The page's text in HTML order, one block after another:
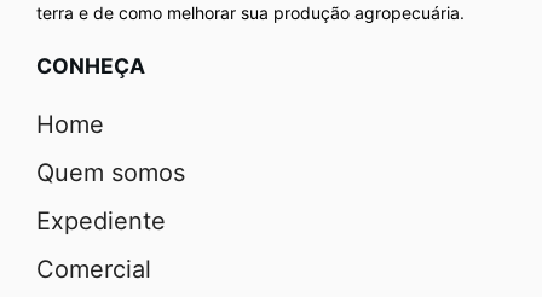
terra e de como melhorar sua produção agropecuária.
CONHEÇA
Home
Quem somos
Expediente
Comercial